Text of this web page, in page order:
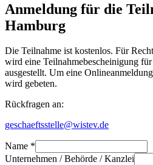
Anmeldung für die
Hamburg
Die Teilnahme ist kostenlos. Für
wird eine Teilnahmebescheinigung
ausgestellt. Um eine
wird gebeten.
Rückfragen an:
geschaeftsstelle@wistev.de
Name *
Unternehmen / Behörde / Kanzlei